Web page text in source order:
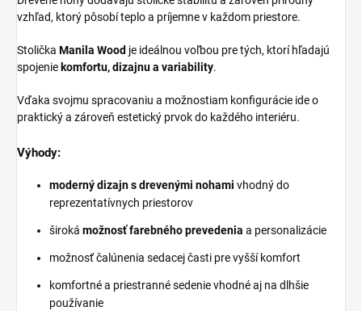
vzhľad, ktorý pôsobí teplo a príjemne v každom priestore.
Stolička Manila Wood je ideálnou voľbou pre tých, ktorí hľadajú
spojenie komfortu, dizajnu a variability.
Vďaka svojmu spracovaniu a možnostiam konfigurácie ide o
praktický a zároveň estetický prvok do každého interiéru.
Výhody:
moderný dizajn s drevenými nohami vhodný do
reprezentatívnych priestorov
široká možnosť farebného prevedenia a personalizácie
možnosť čalúnenia sedacej časti pre vyšší komfort
komfortné a priestranné sedenie vhodné aj na dlhšie
používanie